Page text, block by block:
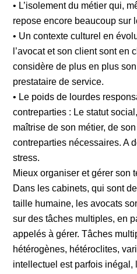
• L’isolement du métier qui,
repose encore beaucoup sur
• Un contexte culturel en
l’avocat et son client sont en
considère de plus en plus
prestataire de service.
• Le poids de lourdes
contreparties : Le statut
maîtrise de son métier, de
contreparties nécessaires. A
stress.
Mieux organiser et gérer son
Dans les cabinets, qui sont
taille humaine, les avocats
sur des tâches multiples, en
appelés à gérer. Tâches
hétérogènes, hétéroclites,
intellectuel est parfois inégal,